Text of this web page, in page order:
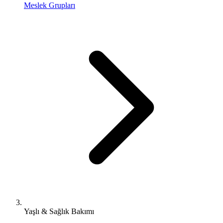
Meslek Grupları
Yaşlı & Sağlık Bakımı